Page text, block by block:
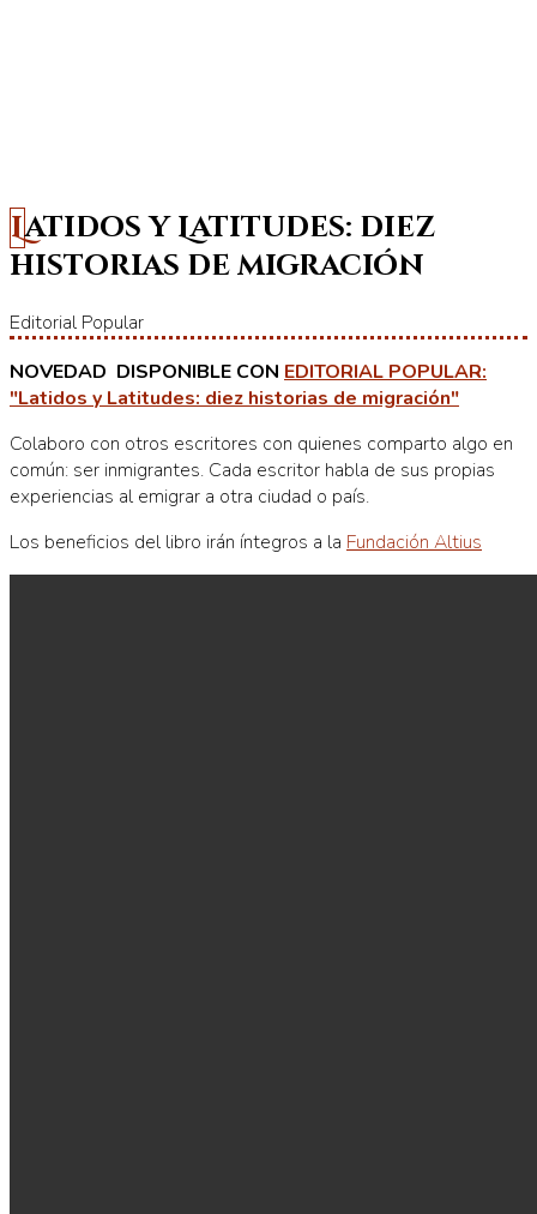
Latidos y Latitudes: diez
historias de migración
Editorial Popular
NOVEDAD DISPONIBLE CON EDITORIAL POPULAR:
"Latidos y Latitudes: diez historias de migración"
Colaboro con otros escritores con quienes comparto algo en
común: ser inmigrantes. Cada escritor habla de sus propias
experiencias al emigrar a otra ciudad o país.
Los beneficios del libro irán íntegros a la Fundación Altius